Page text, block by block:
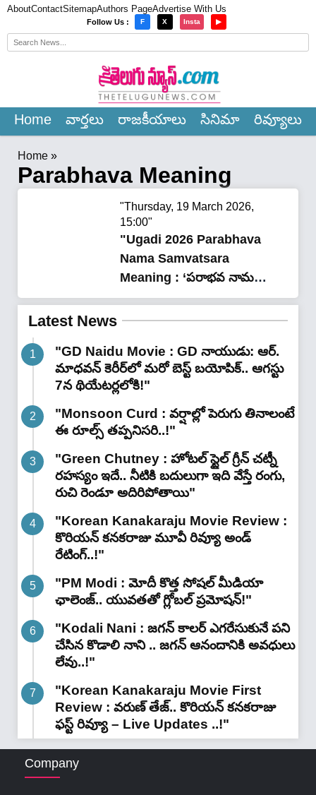
AboutContactSitemapAuthors PageAdvertise With Us
Follow Us : F X Insta ▶
Home వార్త‌లు రాజ‌కీయాలు సినిమా రివ్యూలు
Home »
Parabhava Meaning
"Thursday, 19 March 2026,
15:00"
"Ugadi 2026 Parabhava
Nama Samvatsara
Meaning : ‘పరాభవ నామ
సంవత్సరం’ అంటే అవమానాలు
Latest News
"GD Naidu Movie : GD నాయుడు: ఆర్.
మాధవన్‌ కెరీర్‌లో మరో బెస్ట్ బయోపిక్.. ఆగస్టు
7న థియేటర్లలోకి!"
"Monsoon Curd : వర్షాల్లో పెరుగు తినాలంటే
ఈ రూల్స్ తప్పనిసరి..!"
"Green Chutney : హోటల్ స్టైల్ గ్రీన్ చట్నీ
రహస్యం ఇదే.. నీటికి బదులుగా ఇది వేస్తే రంగు,
రుచి రెండూ అదిరిపోతాయి"
"Korean Kanakaraju Movie Review :
కొరియన్ కనకరాజు మూవీ రివ్యూ అండ్
రేటింగ్‌..!"
"PM Modi : మోదీ కొత్త సోషల్ మీడియా
ఛాలెంజ్.. యువతతో గ్లోబల్ ప్రమోషన్!"
"Kodali Nani : జగన్ కాలర్ ఎగరేసుకునే పని
చేసిన కొడాలి నాని .. జగన్ ఆనందానికి అవధులు
లేవు..!"
"Korean Kanakaraju Movie First
Review : వరుణ్ తేజ్.. కొరియన్ కనకరాజు
ఫస్ట్ రివ్యూ – Live Updates ..!"
Company